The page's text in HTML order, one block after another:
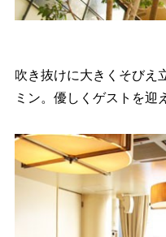
吹き抜けに大きくそびえ
ミン。優しくゲストを迎